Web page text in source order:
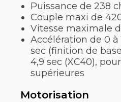
Puissance de 238
Couple maxi de
Vitesse maximale
Accélération de 0
sec (finition de
4,9 sec (XC40),
supérieures
Motorisation